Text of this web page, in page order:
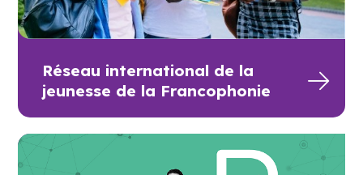
Réseau international de la
jeunesse de la Francophonie